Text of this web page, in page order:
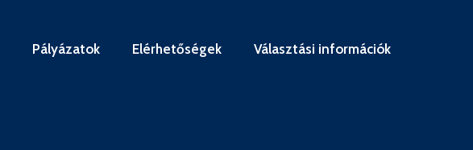
Pályázatok Elérhetőségek Választási információk